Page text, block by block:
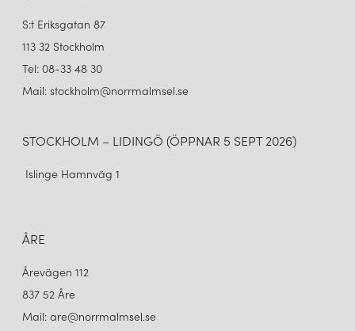
S:t Eriksgatan 87
113 32 Stockholm
Tel: 08-33 48 30
Mail: stockholm@norrmalmsel.se
STOCKHOLM – LIDINGÖ (ÖPPNAR 5 SEPT 2026)
Islinge Hamnväg 1
ÅRE
Årevägen 112
837 52 Åre
Mail: are@norrmalmsel.se